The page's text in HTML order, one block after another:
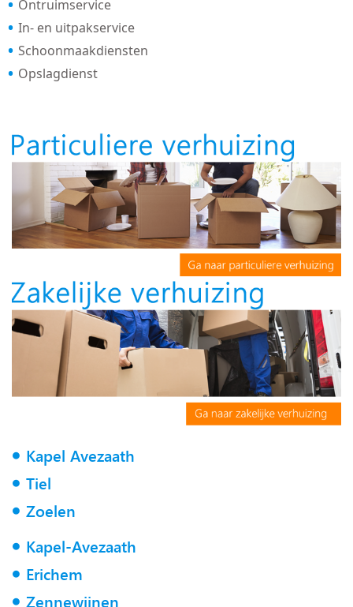
Ontruimservice
In- en uitpakservice
Schoonmaakdiensten
Opslagdienst
Kapel Avezaath
Tiel
Zoelen
Kapel-Avezaath
Erichem
Zennewijnen